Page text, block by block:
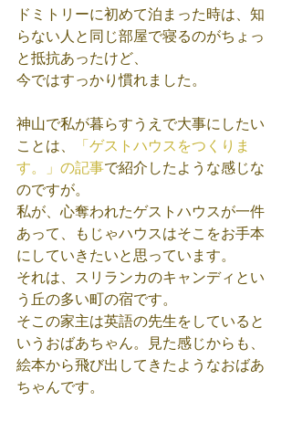
ドミトリーに初めて泊まった時は、知
らない人と同じ部屋で寝るのがちょっ
と抵抗あったけど、
今ではすっかり慣れました。
神山で私が暮らすうえで大事にしたい
ことは、
「ゲストハウスをつくりま
す。」の記事で紹介したような感じな
のですが。
私が、心奪われたゲストハウスが一件
あって、もじゃハウスはそこをお手本
にしていきたいと思っています。
それは、スリランカのキャンディとい
う丘の多い町の宿です。
そこの家主は英語の先生をしていると
いうおばあちゃん。見た感じからも、
絵本から飛び出してきたようなおばあ
ちゃんです。